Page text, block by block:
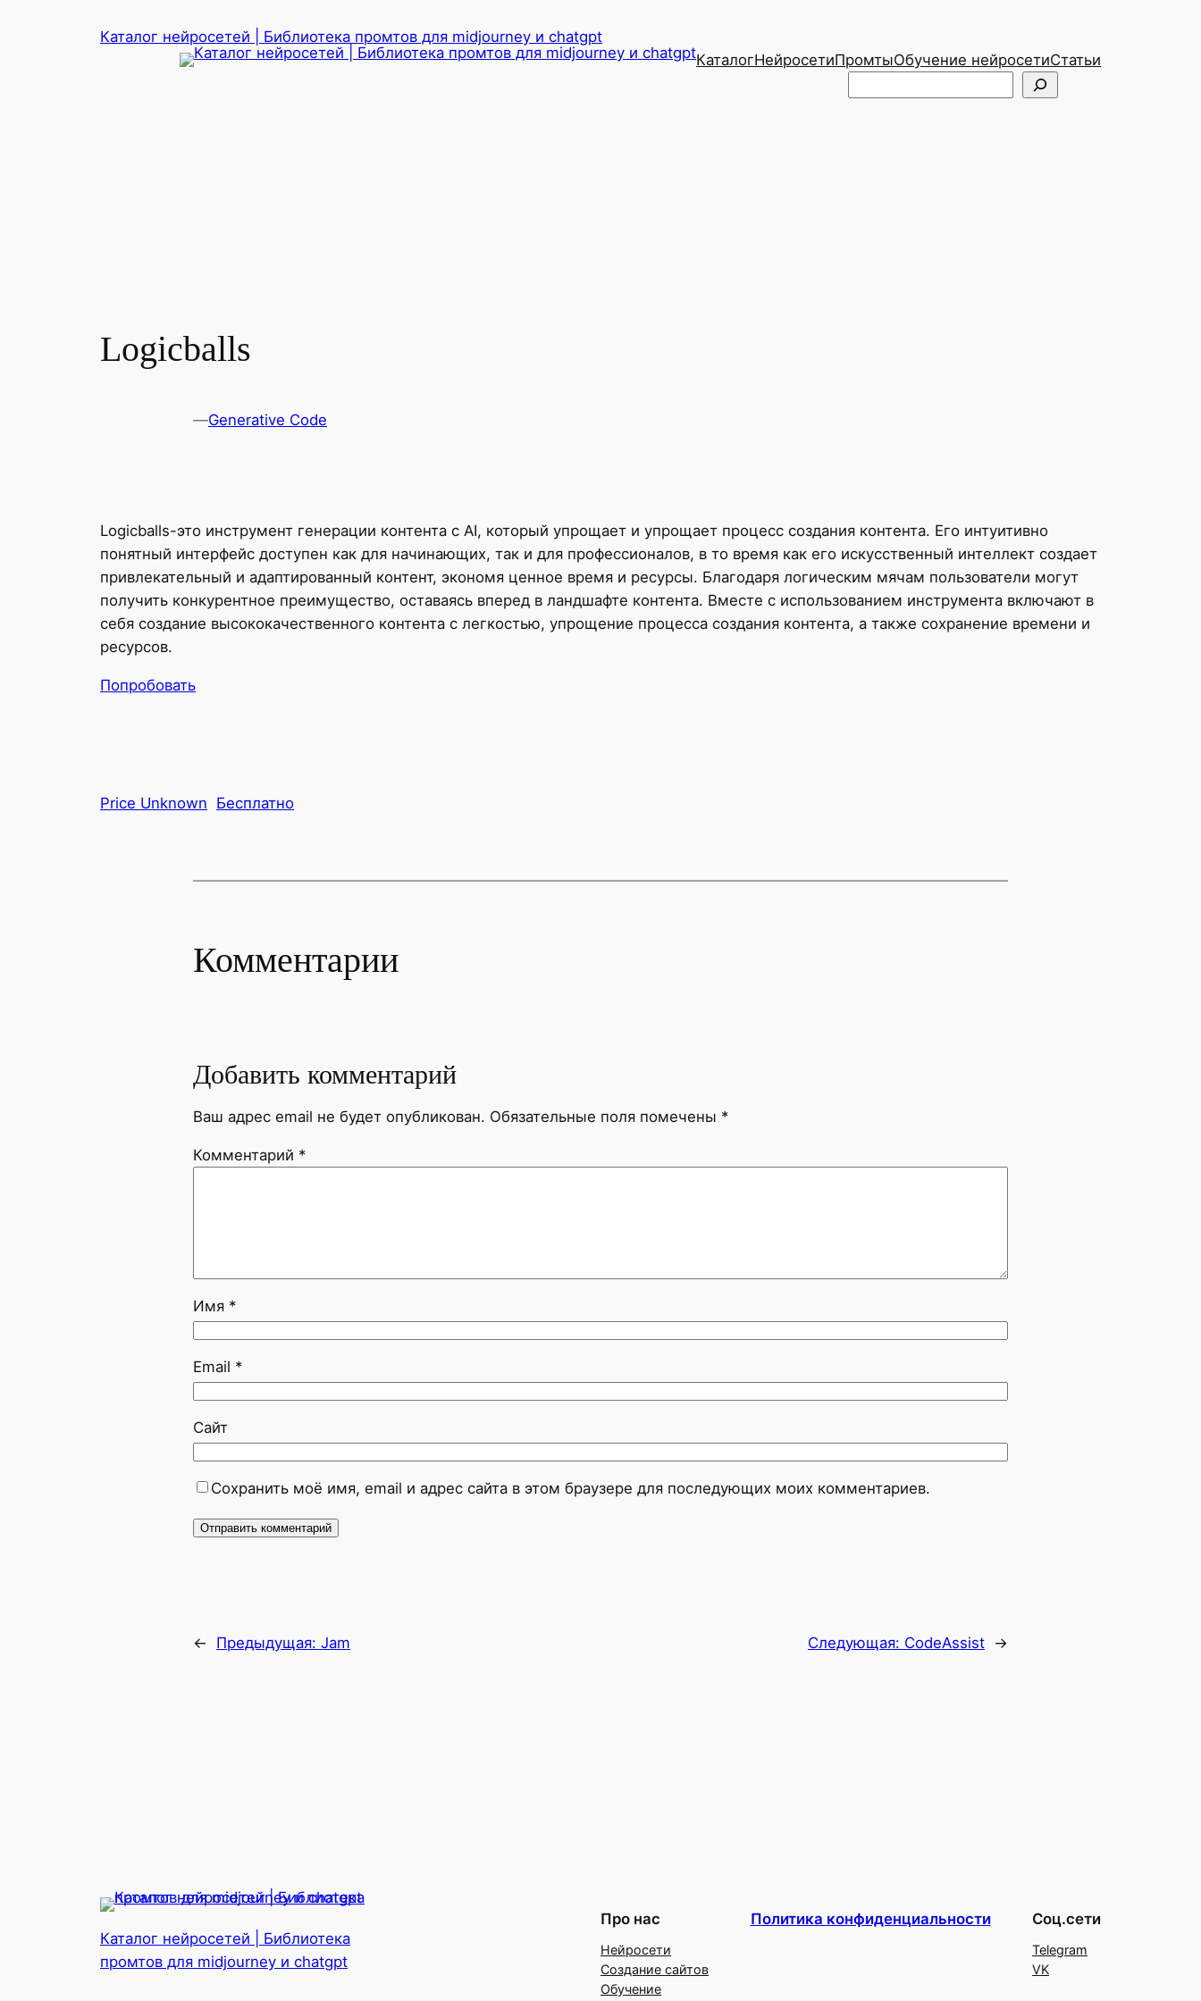
Каталог нейросетей | Библиотека промтов для midjourney и chatgpt
КаталогНейросетиПромтыОбучение нейросетиСтатьи
Telegram
Logicballs
—Generative Code
Logicballs-это инструмент генерации контента с AI, который упрощает и упрощает процесс создания контента. Его интуитивно
понятный интерфейс доступен как для начинающих, так и для профессионалов, в то время как его искусственный интеллект создает
привлекательный и адаптированный контент, экономя ценное время и ресурсы. Благодаря логическим мячам пользователи могут
получить конкурентное преимущество, оставаясь вперед в ландшафте контента. Вместе с использованием инструмента включают в
себя создание высококачественного контента с легкостью, упрощение процесса создания контента, а также сохранение времени и
ресурсов.
Попробовать
Price Unknown Бесплатно
Комментарии
Добавить комментарий
Ваш адрес email не будет опубликован. Обязательные поля помечены *
Комментарий *
Имя *
Email *
Сайт
Сохранить моё имя, email и адрес сайта в этом браузере для последующих моих комментариев.
← Предыдущая: Jam Следующая: CodeAssist →
Каталог нейросетей | Библиотека
промтов для midjourney и chatgpt
Про нас
Нейросети
Создание сайтов
Обучение
Политика конфиденциальности Соц.сети
Telegram
VK